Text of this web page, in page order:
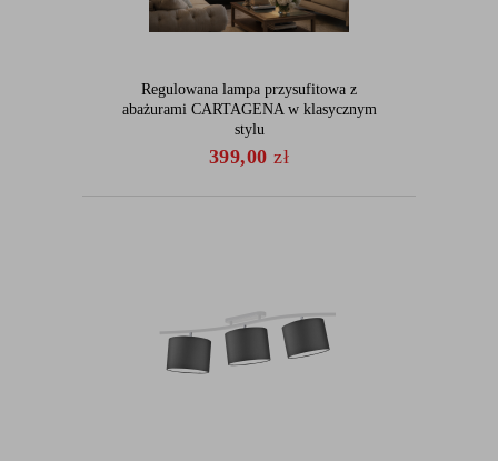
Regulowana lampa przysufitowa z
abażurami CARTAGENA w klasycznym
stylu
399,00zł